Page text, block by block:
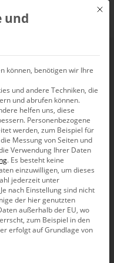
Mit
und
können, benötigen wir Ihre
und andere Techniken, die
und abrufen können.
helfen uns, diese
Personenbezogene
werden, zum Beispiel für
Messung von Seiten und
Verwendung Ihrer Daten
. Es besteht keine
einzuwilligen, um dieses
jederzeit unter
Je nach Einstellung sind nicht
der hier genutzten
außerhalb der EU, wo
zum Beispiel in den
erfolgt auf Grundlage von
für die eine